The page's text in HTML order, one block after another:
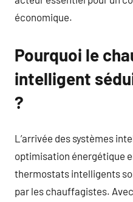
économique.
Pourquoi le
intelligent
?
L’arrivée des systèmes
optimisation énergétique
thermostats intelligents
par les chauffagistes.